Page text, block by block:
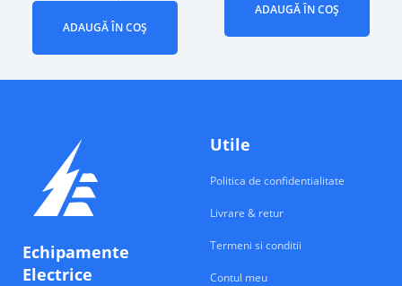
ADAUGĂ ÎN COȘ
ADAUGĂ ÎN COȘ
Echipamente
Electrice
Utile
Politica de confidentialitate
Livrare & retur
Termeni si conditii
Contul meu